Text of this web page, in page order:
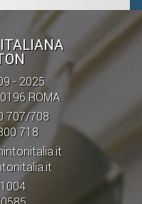
- 2025
ROMA
707/708
718